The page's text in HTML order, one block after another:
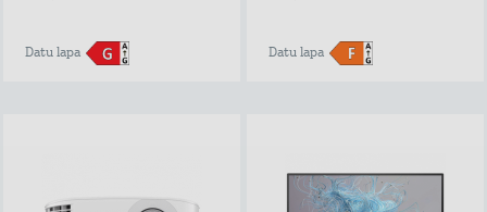
Datu lapa Datu lapa